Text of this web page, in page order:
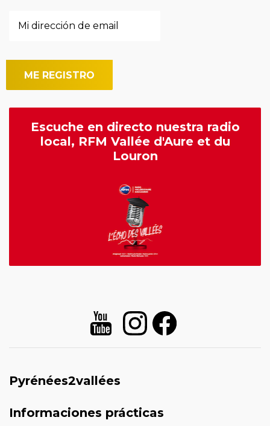
Escuche en directo nuestra radio
local, RFM Vallée d'Aure et du
Louron
Pyrénées2vallées
Informaciones prácticas